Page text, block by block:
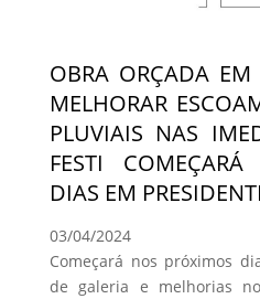
OBRA ORÇADA
MELHORAR
PLUVIAIS NAS
FESTI
DIAS EM
03/04/2024
Começará nos próximos
de galeria e melhorias